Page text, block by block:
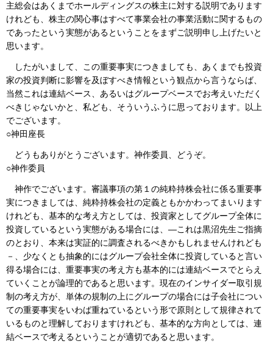
主総会はあくまでホールディングスの株主に対する説明であります
けれども、株主の関心事はすべて事業会社の事業活動に関するもの
であったという実態があるということをまずご説明申し上げたいと
思います。
したがいまして、この重要事実につきましても、あくまでも投資
家の投資判断に影響を及ぼすべき情報という観点から言うならば、
当然これは連結ベース、あるいはグループベースでお考えいただく
べきじゃないかと、私ども、そういうふうに思っております。以上
でございます。
○神田座長
どうもありがとうございます。神作委員、どうぞ。
○神作委員
神作でございます。審議事項の第１の純粋持株会社に係る重要事
実につきましては、純粋持株会社の定義ともかかわってまいります
けれども、基本的な考え方としては、投資家としてグループ全体に
投資しているという実態がある場合には、―これは黒沼先生ご指摘
のとおり、本来は実証的に調査されるべきかもしれませんけれども
－、少なくとも抽象的にはグループ会社全体に投資していると言い
得る場合には、重要事実の考え方も基本的には連結ベースでとらえ
ていくことが論理的であると思います。現在のインサイダー取引規
制の考え方が、単体の規制の上にグループの場合には子会社につい
ての重要事実をいわば重ねているという形で原則として規律されて
いるものと理解しておりますけれども、基本的な方向としては、連
結ベースで考えるということが適切であると思います。